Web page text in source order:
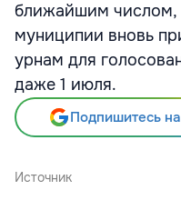
ближайшим числом,
муниципии вновь
урнам для
даже 1 июля.
Подпишитесь
Источник